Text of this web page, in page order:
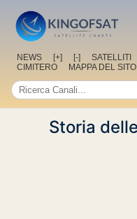
NEWS [+] [-] SATELLITI
CIMITERO
MAPPA DEL SITO
Storia